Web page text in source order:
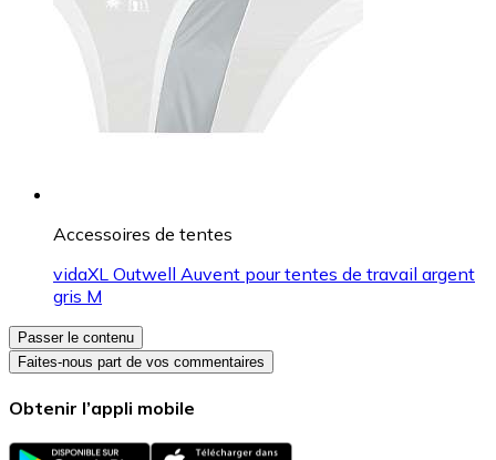
Accessoires de tentes
vidaXL Outwell Auvent pour tentes de travail argent
gris M
Passer le contenu
Faites-nous part de vos commentaires
Obtenir l’appli mobile